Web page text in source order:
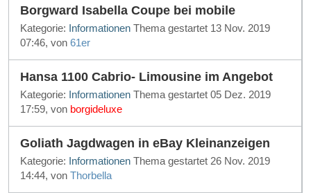
Borgward Isabella Coupe bei mobile
Kategorie: Informationen Thema gestartet 13 Nov. 2019
07:46, von 61er
Hansa 1100 Cabrio- Limousine im Angebot
Kategorie: Informationen Thema gestartet 05 Dez. 2019
17:59, von borgideluxe
Goliath Jagdwagen in eBay Kleinanzeigen
Kategorie: Informationen Thema gestartet 26 Nov. 2019
14:44, von Thorbella